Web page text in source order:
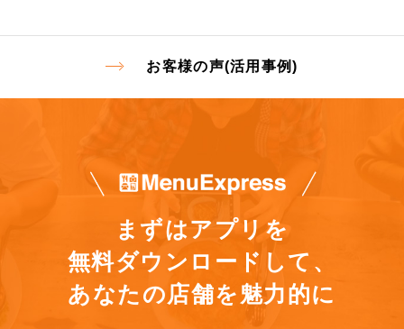
お客様の声(活用事例)
まずはアプリを
無料ダウンロードして、
あなたの店舗を魅力的に